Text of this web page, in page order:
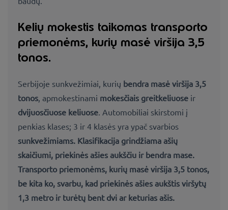
Kelių mokestis taikomas transporto
priemonėms, kurių masė viršija 3,5
tonos.
Serbijoje sunkvežimiai, kurių bendra masė viršija 3,5
tonos, apmokestinami mokesčiais greitkeliuose ir
dvijuosčiuose keliuose. Automobiliai skirstomi į
penkias klases; 3 ir 4 klasės yra ypač svarbios
sunkvežimiams. Klasifikacija grindžiama ašių
skaičiumi, priekinės ašies aukščiu ir bendra mase.
Transporto priemonėms, kurių masė viršija 3,5 tonos,
be kita ko, svarbu, kad priekinės ašies aukštis viršytų
1,3 metro ir turėtų bent dvi ar keturias ašis.